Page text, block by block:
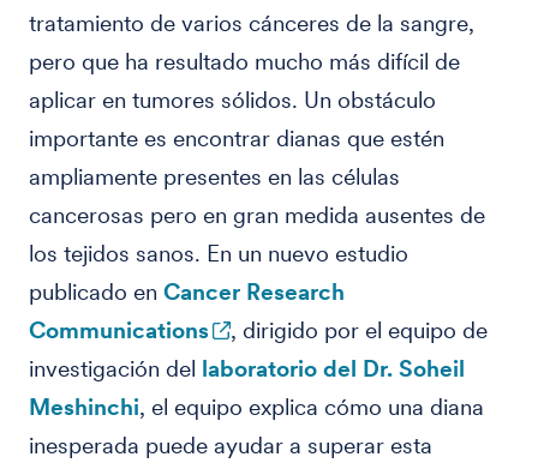
tratamiento de varios cánceres de la sangre,
pero que ha resultado mucho más difícil de
aplicar en tumores sólidos. Un obstáculo
importante es encontrar dianas que estén
ampliamente presentes en las células
cancerosas pero en gran medida ausentes de
los tejidos sanos. En un nuevo estudio
publicado en Cancer Research
Communications
, dirigido por el equipo de
investigación del laboratorio del Dr. Soheil
Meshinchi, el equipo explica cómo una diana
inesperada puede ayudar a superar esta